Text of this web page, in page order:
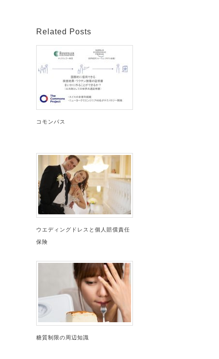
Related Posts
コモンパス
ウエディングドレスと個人賠償責任
保険
糖質制限の周辺知識